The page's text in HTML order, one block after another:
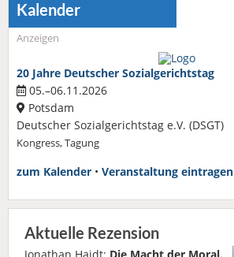
Kalender
Anzeigen
20 Jahre Deutscher Sozialgerichtstag
05.–06.11.2026
Potsdam
Deutscher Sozialgerichtstag e.V. (DSGT)
Kongress, Tagung
zum Kalender • Veranstaltung eintragen
Aktuelle Rezension